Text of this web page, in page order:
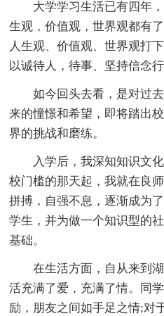
大学学习生活已有四年
生观，价值观，世界观都有
人生观、价值观、世界观打
以诚待人，待事、坚持信念
如今回头去看，是对过
来的憧憬和希望，即将踏出
界的挑战和磨练。
入学后，我深知知识文
校门槛的那天起，我就在良
拼搏，自强不息，逐渐成为
学生，并为做一个知识型的
基础。
在生活方面，自从来到
活充满了爱，充满了情。同
励，朋友之间如手足之情;对